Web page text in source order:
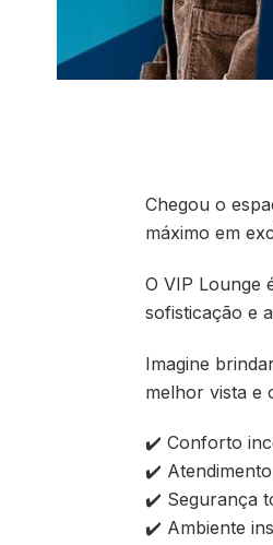
Chegou o
máximo em
O VIP Lounge
sofisticação e
Imagine
melhor vista e
✔️ Conforto
✔️
✔️ Segurança
✔️ Ambiente